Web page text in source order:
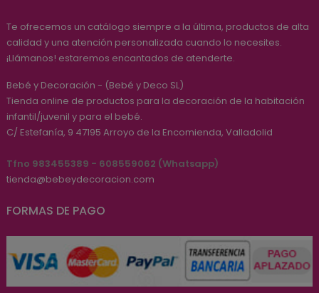
Te ofrecemos un catálogo siempre a la última, productos de alta
calidad y una atención personalizada cuando lo necesites.
¡Llámanos! estaremos encantados de atenderte.
Bebé y Decoración - (Bebé y Deco SL)
Tienda online de productos para la decoración de la habitación
infantil/juvenil y para el bebé.
C/ Estefanía, 9 47195 Arroyo de la Encomienda, Valladolid
Tfno 983455389 - 608559062 (Whatsapp)
tienda@bebeydecoracion.com
FORMAS DE PAGO